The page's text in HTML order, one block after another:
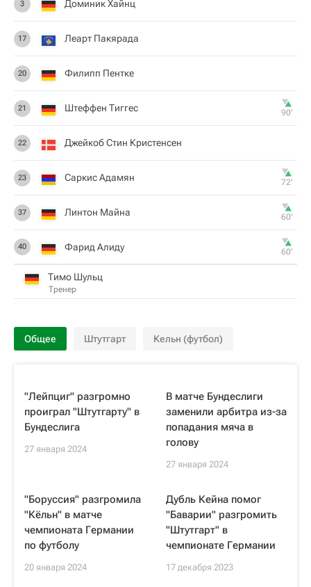
3 Доминик Хайнц
17 Леарт Пакярада
20 Филипп Пентке
21 Штеффен Тиггес 90‎’‎
22 Джейкоб Стин Кристенсен
23 Саркис Адамян 72‎’‎
37 Линтон Майна 60‎’‎
40 Фарид Алиду 60‎’‎
Тимо Шульц
Тренер
Общее Штутгарт Кельн (футбол)
"Лейпциг" разгромно
проиграл "Штутгарту" в
Бундеслига
27 января 2024
В матче Бундеслиги
заменили арбитра из-за
попадания мяча в
голову
27 января 2024
"Боруссия" разгромила
"Кёльн" в матче
чемпионата Германии
по футболу
20 января 2024
Дубль Кейна помог
"Баварии" разгромить
"Штутгарт" в
чемпионате Германии
17 декабря 2023